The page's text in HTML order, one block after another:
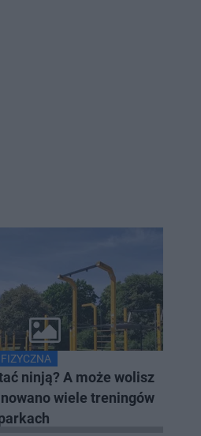
ninją? A może wolisz
wiele treningów